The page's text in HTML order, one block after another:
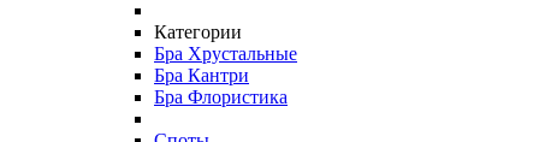
Категории
Бра Хрустальные
Бра Кантри
Бра Флористика